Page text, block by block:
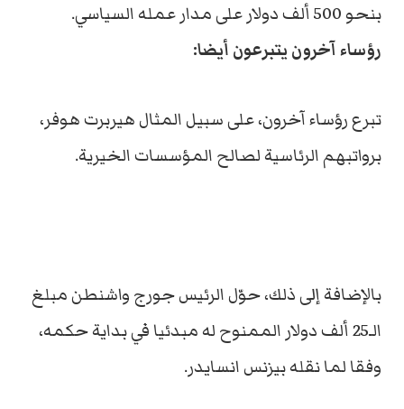
بنحو 500 ألف دولار على مدار عمله السياسي.
رؤساء آخرون يتبرعون أيضا:
تبرع رؤساء آخرون، على سبيل المثال هيربرت هوفر،
برواتبهم الرئاسية لصالح المؤسسات الخيرية.
بالإضافة إلى ذلك، حوّل الرئيس جورج واشنطن مبلغ
الـ25 ألف دولار الممنوح له مبدئيا في بداية حكمه،
وفقا لما نقله بيزنس انسايدر.